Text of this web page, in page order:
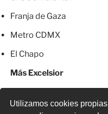
Utilizamos cookies
Franja de Gaza
Metro CDMX
El Chapo
Más Excelsior